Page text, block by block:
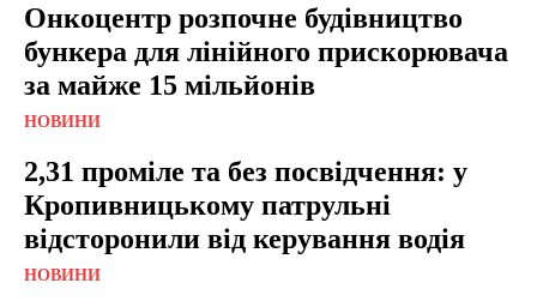
Онкоцентр розпочне будівництво
бункера для лінійного прискорювача
за майже 15 мільйонів
НОВИНИ
2,31 проміле та без посвідчення: у
Кропивницькому патрульні
відсторонили від керування водія
НОВИНИ